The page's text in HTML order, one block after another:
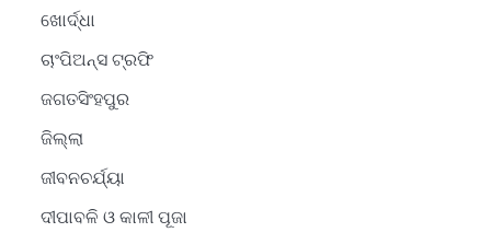
ଖୋର୍ଦ୍ଧା
ଚାଂପିଅନ୍ସ ଟ୍ରଫି
ଜଗତସିଂହପୁର
ଜିଲ୍ଲା
ଜୀବନଚର୍ଯ୍ୟା
ଦୀପାବଳି ଓ କାଳୀ ପୂଜା